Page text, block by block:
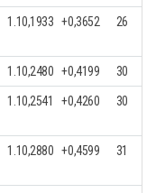
1.10,1933 +0,3652 26
1.10,2480 +0,4199 30
1.10,2541 +0,4260 30
1.10,2880 +0,4599 31